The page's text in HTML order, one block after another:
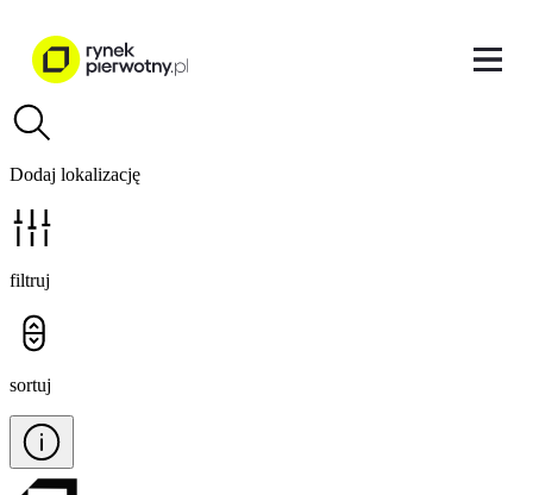
Dodaj lokalizację
filtruj
sortuj